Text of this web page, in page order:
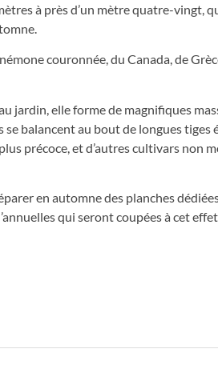
à près d’un mètre quatre-vingt,
couronnée, du Canada, de
jardin, elle forme de magnifiques
balancent au bout de longues tiges
précoce, et d’autres cultivars non
en automne des planches
qui seront coupées à cet